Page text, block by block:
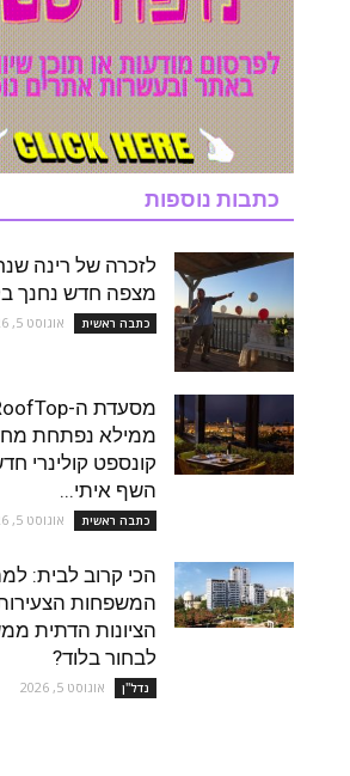
כתבות נוספות
לזכרה של רינה
מצפה חדש נחנך
כתבה ראשית אוגוסט 5, 2026
ממילא נפתחת
קונספט קולינרי
השף איתי...
כתבה ראשית אוגוסט 5, 2026
הכי קרוב לבית:
המשפחות
הציונות הדתית
לבחור בלוד?
נדל''ן אוגוסט 5, 2026